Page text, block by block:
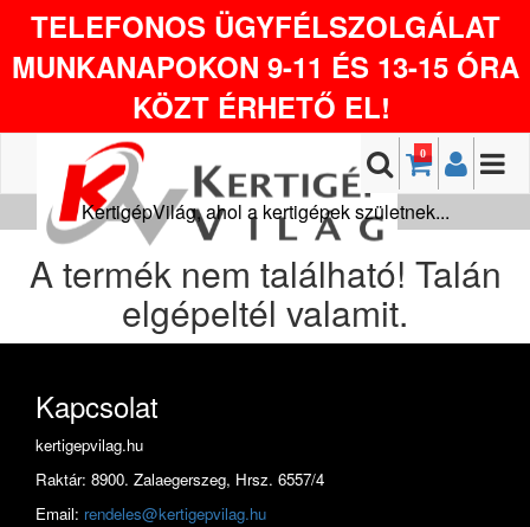
TELEFONOS ÜGYFÉLSZOLGÁLAT
MUNKANAPOKON 9-11 ÉS 13-15 ÓRA
KÖZT ÉRHETŐ EL!
0
KertigépVilág, ahol a kertigépek születnek...
A termék nem található! Talán
elgépeltél valamit.
Kapcsolat
kertigepvilag.hu
Raktár: 8900. Zalaegerszeg, Hrsz. 6557/4
Email: rendeles@kertigepvilag.hu